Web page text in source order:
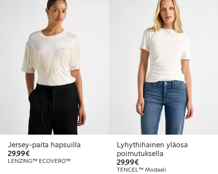
Jersey-paita hapsuilla
29,99€29,99 €
LENZING™ ECOVERO™
Lyhythihainen yläosa
poimutuksella
29,99€29,99 €
TENCEL™ Modaali